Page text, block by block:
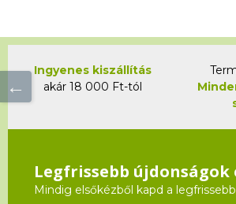
Ingyenes kiszállítás
akár 18 000 Ft-tól
Legfrissebb újdonságok
Mindig elsőkézből kapd a